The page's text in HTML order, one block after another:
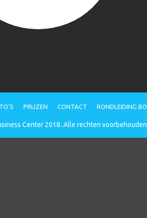
PRIJZEN CONTACT RONDLEIDING
Center 2018. Alle rechten